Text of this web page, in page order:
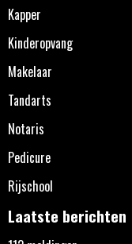
Kapper
Kinderopvang
Makelaar
Tandarts
Notaris
Pedicure
Rijschool
Laatste berichten